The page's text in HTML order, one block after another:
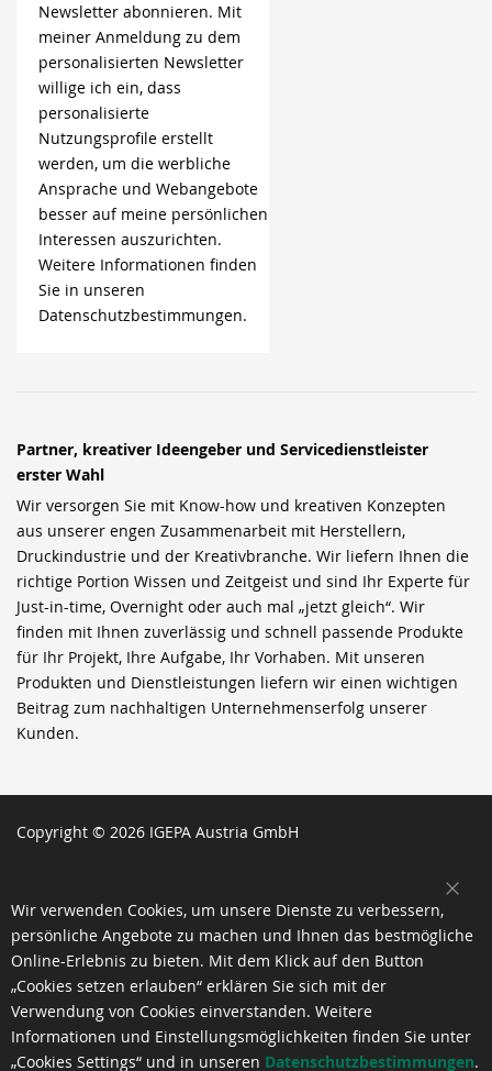
Newsletter abonnieren. Mit
meiner Anmeldung zu dem
personalisierten Newsletter
willige ich ein, dass
personalisierte
Nutzungsprofile erstellt
werden, um die werbliche
Ansprache und Webangebote
besser auf meine persönlichen
Interessen auszurichten.
Weitere Informationen finden
Sie in unseren
Datenschutzbestimmungen.
Partner, kreativer Ideengeber und Servicedienstleister
erster Wahl
Wir versorgen Sie mit Know-how und kreativen Konzepten
aus unserer engen Zusammenarbeit mit Herstellern,
Druckindustrie und der Kreativbranche. Wir liefern Ihnen die
richtige Portion Wissen und Zeitgeist und sind Ihr Experte für
Just-in-time, Overnight oder auch mal „jetzt gleich“. Wir
finden mit Ihnen zuverlässig und schnell passende Produkte
für Ihr Projekt, Ihre Aufgabe, Ihr Vorhaben. Mit unseren
Produkten und Dienstleistungen liefern wir einen wichtigen
Beitrag zum nachhaltigen Unternehmenserfolg unserer
Kunden.
Copyright © 2026 IGEPA Austria GmbH
Wir verwenden Cookies, um unsere Dienste zu verbessern,
persönliche Angebote zu machen und Ihnen das bestmögliche
Online-Erlebnis zu bieten. Mit dem Klick auf den Button
„Cookies setzen erlauben“ erklären Sie sich mit der
Verwendung von Cookies einverstanden. Weitere
Informationen und Einstellungsmöglichkeiten finden Sie unter
„Cookies Settings“ und in unseren Datenschutzbestimmungen.